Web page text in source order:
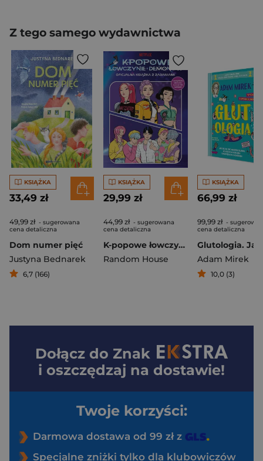
Z tego samego wydawnictwa
KSIĄŻKA
33,49 zł
49,99 zł - sugerowana
cena detaliczna
Dom numer pięć
Justyna Bednarek
6,7 (166)
KSIĄŻKA
29,99 zł
44,99 zł - sugerowana
cena detaliczna
K-popowe łowczynie demonów. Oficjalna książka z zadaniami
Random House
KSIĄŻKA
66,99 zł
99,99 zł -
cena detaliczna
Adam Mirek
10,0 (3)
Dołącz do Znak
i oszczędzaj na dostawie!
Twoje korzyści:
Darmowa dostawa od 99 zł z
Specjalne zniżki tylko dla klubowiczów